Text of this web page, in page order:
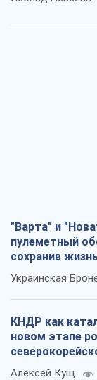
"Варта" и
пулеметный
сохранив
Украинская
КНДР как
новом этапе
Алексей Кущ